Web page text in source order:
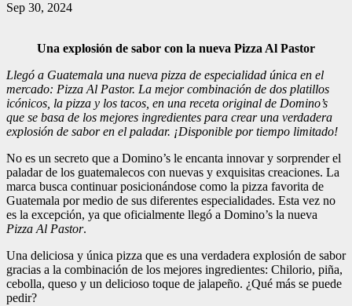
Sep 30, 2024
Una explosión de sabor con la nueva Pizza Al Pastor
Llegó a Guatemala una nueva pizza de especialidad única en el
mercado: Pizza Al Pastor. La mejor combinación de dos platillos
icónicos, la pizza y los tacos, en una receta original de Domino’s
que se basa de los mejores ingredientes para crear una verdadera
explosión de sabor en el paladar. ¡Disponible por tiempo limitado!
No es un secreto que a Domino’s le encanta innovar y sorprender el
paladar de los guatemalecos con nuevas y exquisitas creaciones. La
marca busca continuar posicionándose como la pizza favorita de
Guatemala por medio de sus diferentes especialidades. Esta vez no
es la excepción, ya que oficialmente llegó a Domino’s la nueva
Pizza Al Pastor.
Una deliciosa y única pizza que es una verdadera explosión de sabor
gracias a la combinación de los mejores ingredientes: Chilorio, piña,
cebolla, queso y un delicioso toque de jalapeño. ¿Qué más se puede
pedir?